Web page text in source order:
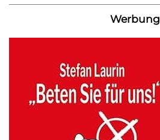
Werbung